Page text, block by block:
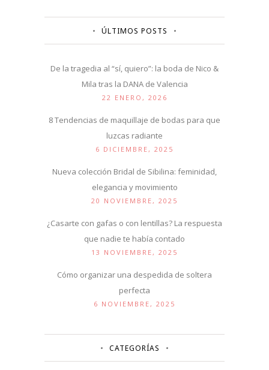
ÚLTIMOS POSTS
De la tragedia al “sí, quiero”: la boda de Nico &
Mila tras la DANA de Valencia
22 ENERO, 2026
8 Tendencias de maquillaje de bodas para que
luzcas radiante
6 DICIEMBRE, 2025
Nueva colección Bridal de Sibilina: feminidad,
elegancia y movimiento
20 NOVIEMBRE, 2025
¿Casarte con gafas o con lentillas? La respuesta
que nadie te había contado
13 NOVIEMBRE, 2025
Cómo organizar una despedida de soltera
perfecta
6 NOVIEMBRE, 2025
CATEGORÍAS